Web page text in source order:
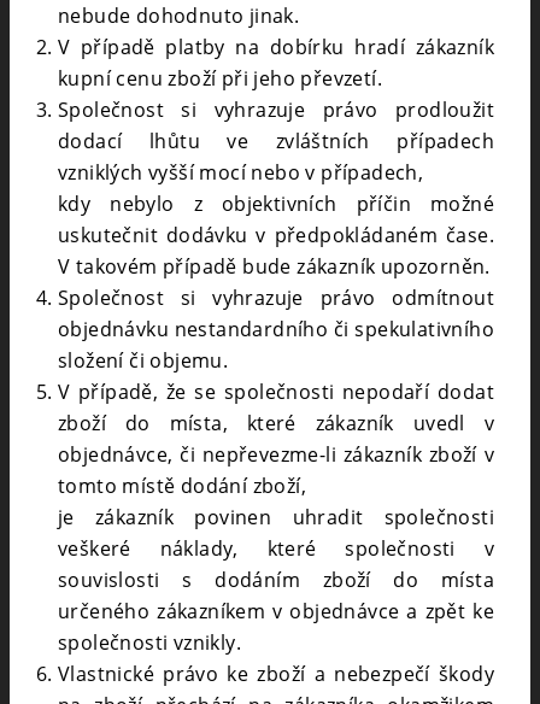
nebude dohodnuto jinak.
V případě platby na dobírku hradí zákazník
kupní cenu zboží při jeho převzetí.
Společnost si vyhrazuje právo prodloužit
dodací lhůtu ve zvláštních případech
vzniklých vyšší mocí nebo v případech,
kdy nebylo z objektivních příčin možné
uskutečnit dodávku v předpokládaném čase.
V takovém případě bude zákazník upozorněn.
Společnost si vyhrazuje právo odmítnout
objednávku nestandardního či spekulativního
složení či objemu.
V případě, že se společnosti nepodaří dodat
zboží do místa, které zákazník uvedl v
objednávce, či nepřevezme-li zákazník zboží v
tomto místě dodání zboží,
je zákazník povinen uhradit společnosti
veškeré náklady, které společnosti v
souvislosti s dodáním zboží do místa
určeného zákazníkem v objednávce a zpět ke
společnosti vznikly.
Vlastnické právo ke zboží a nebezpečí škody